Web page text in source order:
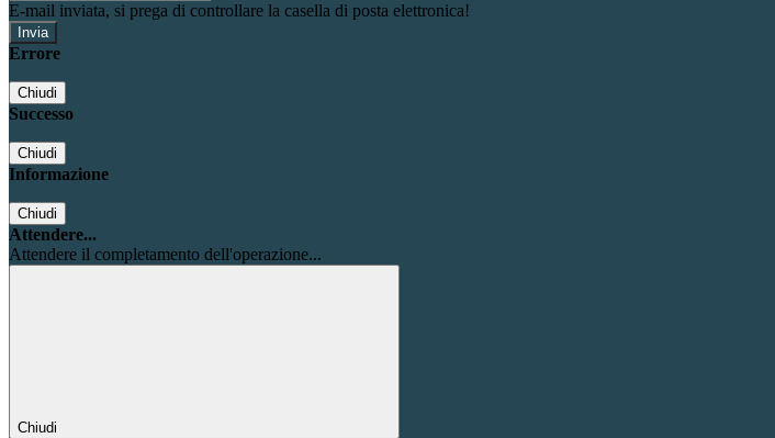
E-mail inviata, si prega di controllare la casella di posta elettronica!
Errore
Chiudi
Successo
Chiudi
Informazione
Chiudi
Attendere...
Attendere il completamento dell'operazione...
Chiudi